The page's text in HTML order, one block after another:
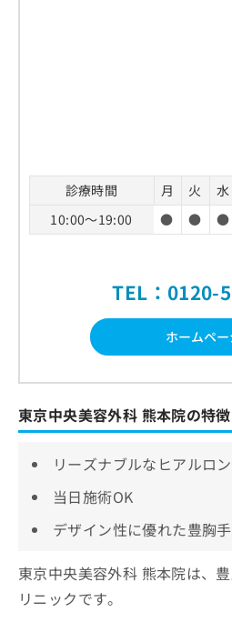
診療時間 月 火 水
10:00～19:00
● ● ●
TEL：0120-
ホームペ
東京中央美容外科 熊本院の特徴
リーズナブルなヒアルロ
当日施術OK
デザイン性に優れた豊胸
東京中央美容外科 熊本院は、
リニックです。